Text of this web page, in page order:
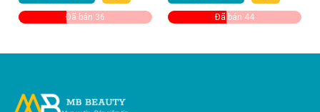
Đã bán 36 Đã bán 44